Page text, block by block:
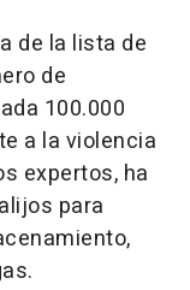
de la lista de
de
100.000
a la violencia
expertos, ha
para